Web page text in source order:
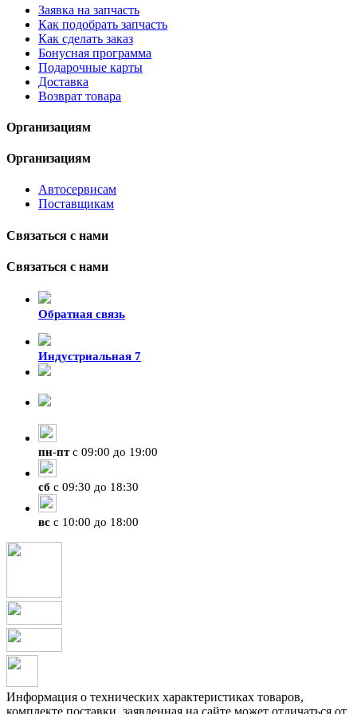
Заявка на запчасть
Как подобрать запчасть
Как сделать заказ
Бонусная программа
Подарочные карты
Доставка
Возврат товара
Организациям
Организациям
Автосервисам
Поставщикам
Связаться с нами
Связаться с нами
Обратная связь
Индустриальная 7
пн-птс 09:00 до 19:00
сб с 09:30 до 18:30
вс с 10:00 до 18:00
Информация о технических характеристиках товаров,